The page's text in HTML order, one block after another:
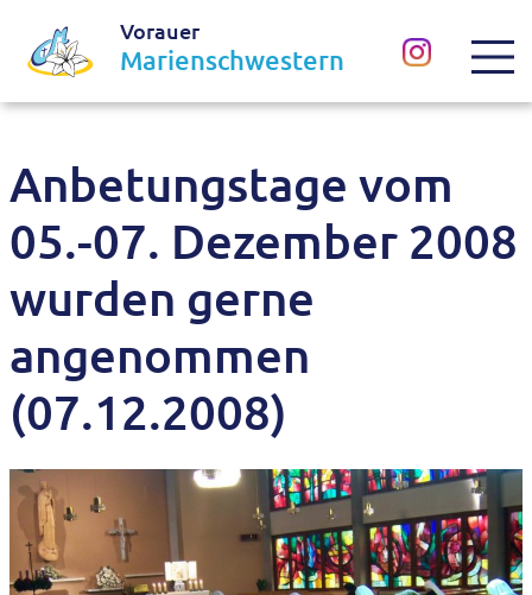
Vorauer
Marienschwestern
Anbetungstage vom
05.-07. Dezember 2008
wurden gerne
angenommen
(07.12.2008)